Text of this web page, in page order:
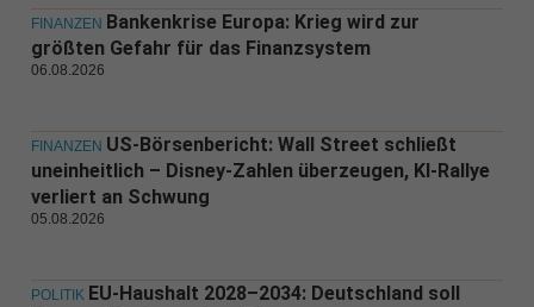
FINANZEN Bankenkrise Europa: Krieg wird zur
größten Gefahr für das Finanzsystem
06.08.2026
FINANZEN US-Börsenbericht: Wall Street schließt
uneinheitlich – Disney-Zahlen überzeugen, KI-Rallye
verliert an Schwung
05.08.2026
POLITIK EU-Haushalt 2028–2034: Deutschland soll